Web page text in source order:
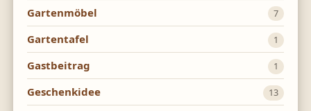
Gartenmöbel 7
Gartentafel 1
Gastbeitrag 1
Geschenkidee 13